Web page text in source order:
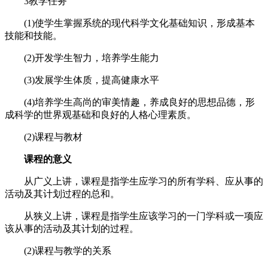
(1)使学生掌握系统的现代科学文化基础知识，形成基本
技能和技能。
(2)开发学生智力，培养学生能力
(3)发展学生体质，提高健康水平
(4)培养学生高尚的审美情趣，养成良好的思想品德，形
成科学的世界观基础和良好的人格心理素质。
(2)课程与教材
课程的意义
从广义上讲，课程是指学生应学习的所有学科、应从事的
活动及其计划过程的总和。
从狭义上讲，课程是指学生应该学习的一门学科或一项应
该从事的活动及其计划的过程。
(2)课程与教学的关系